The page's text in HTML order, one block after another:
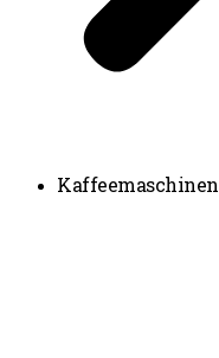
Kaffeemaschinen